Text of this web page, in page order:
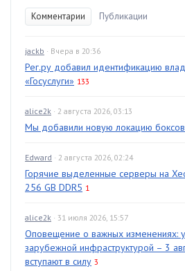
Комментарии Публикации
jackb · Вчера в 20:36
Рег.ру добавил идентификацию
«Госуслуги» 133
alice2k · 2 августа 2026, 03:13
Мы добавили новую локацию боксов
Edward · 2 августа 2026, 02:24
Горячие выделенные серверы на
256 GB DDR5 1
alice2k · 31 июля 2026, 15:57
Оповещение о важных изменениях:
зарубежной инфраструктурой – 3
вступают в силу 3